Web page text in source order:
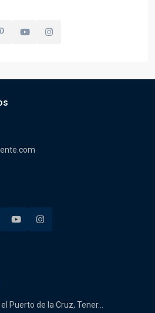
Puerto de la Cruz, Tener...